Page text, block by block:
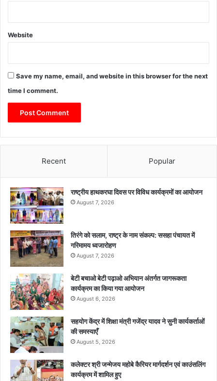
Website
Save my name, email, and website in this browser for the next
time I comment.
Recent Popular
राष्ट्रीय हाथकरघा दिवस पर विविध कार्यक्रमों का आयोजन
August 7, 2026
तिरंगे को सलाम, राष्ट्र के नाम संकल्प: ससहा पंचायत में
गरिमामय ध्वजारोहण
August 7, 2026
बेटी बचाओ बेटी पढ़ाओ अभियान अंतर्गत जागरूकता
कार्यक्रम का किया गया आयोजन
August 6, 2026
सहयोग केंद्र में शिक्षा मंत्री गजेंद्र यादव ने सुनी कार्यकर्ताओं
की समस्याएँ
August 5, 2026
कलेक्टर श्री जन्मेजय महोबे कैरियर मार्गदर्शन एवं काउंसलिंग
कार्यक्रम में शामिल हुए